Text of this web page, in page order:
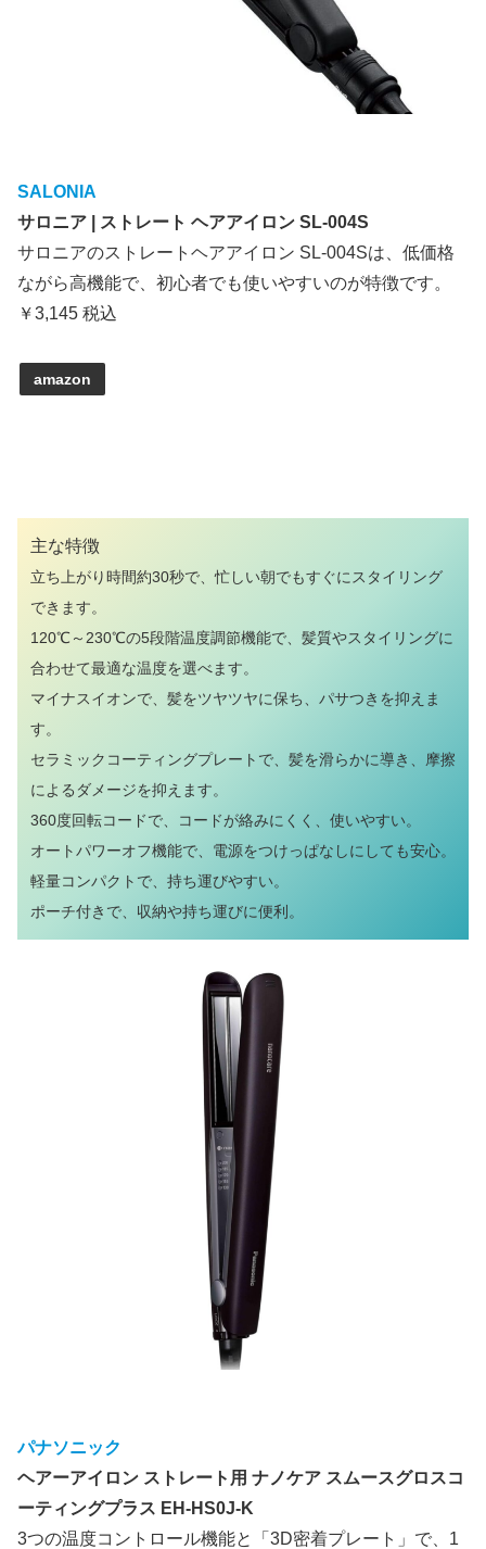
SALONIA
サロニア | ストレート ヘアアイロン SL-004S
サロニアのストレートヘアアイロン SL-004Sは、低価格
ながら高機能で、初心者でも使いやすいのが特徴です。
￥3,145 税込
amazon
主な特徴
立ち上がり時間約30秒で、忙しい朝でもすぐにスタイリング
できます。
120℃～230℃の5段階温度調節機能で、髪質やスタイリングに
合わせて最適な温度を選べます。
マイナスイオンで、髪をツヤツヤに保ち、パサつきを抑えま
す。
セラミックコーティングプレートで、髪を滑らかに導き、摩擦
によるダメージを抑えます。
360度回転コードで、コードが絡みにくく、使いやすい。
オートパワーオフ機能で、電源をつけっぱなしにしても安心。
軽量コンパクトで、持ち運びやすい。
ポーチ付きで、収納や持ち運びに便利。
パナソニック
ヘアーアイロン ストレート用 ナノケア スムースグロスコ
ーティングプラス EH-HS0J-K
3つの温度コントロール機能と「3D密着プレート」で、1